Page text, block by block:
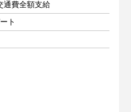
通費全額支給
ト